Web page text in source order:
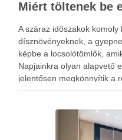
A száraz időszakok
dísznövényeknek, a
képbe a locsolótömlők,
Napjainkra olyan alapvető
jelentősen megkönnyítik a
A megfelelő vízellátás